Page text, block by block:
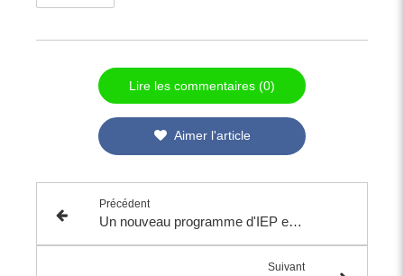
Lire les commentaires (0)
Aimer l'article
Précédent
Un nouveau programme d'IEP en français et en distanciel !! !
Suivant